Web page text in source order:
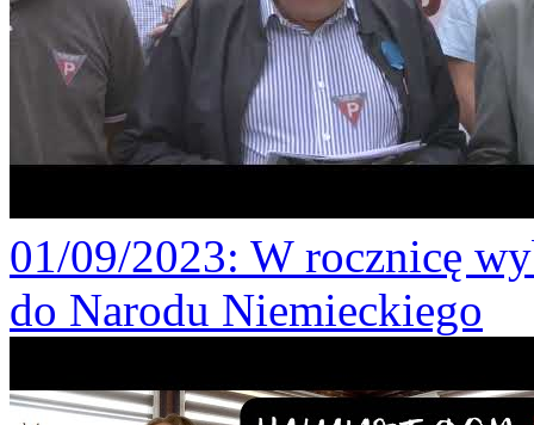
01/09/2023: W rocznicę
do Narodu Niemieckiego